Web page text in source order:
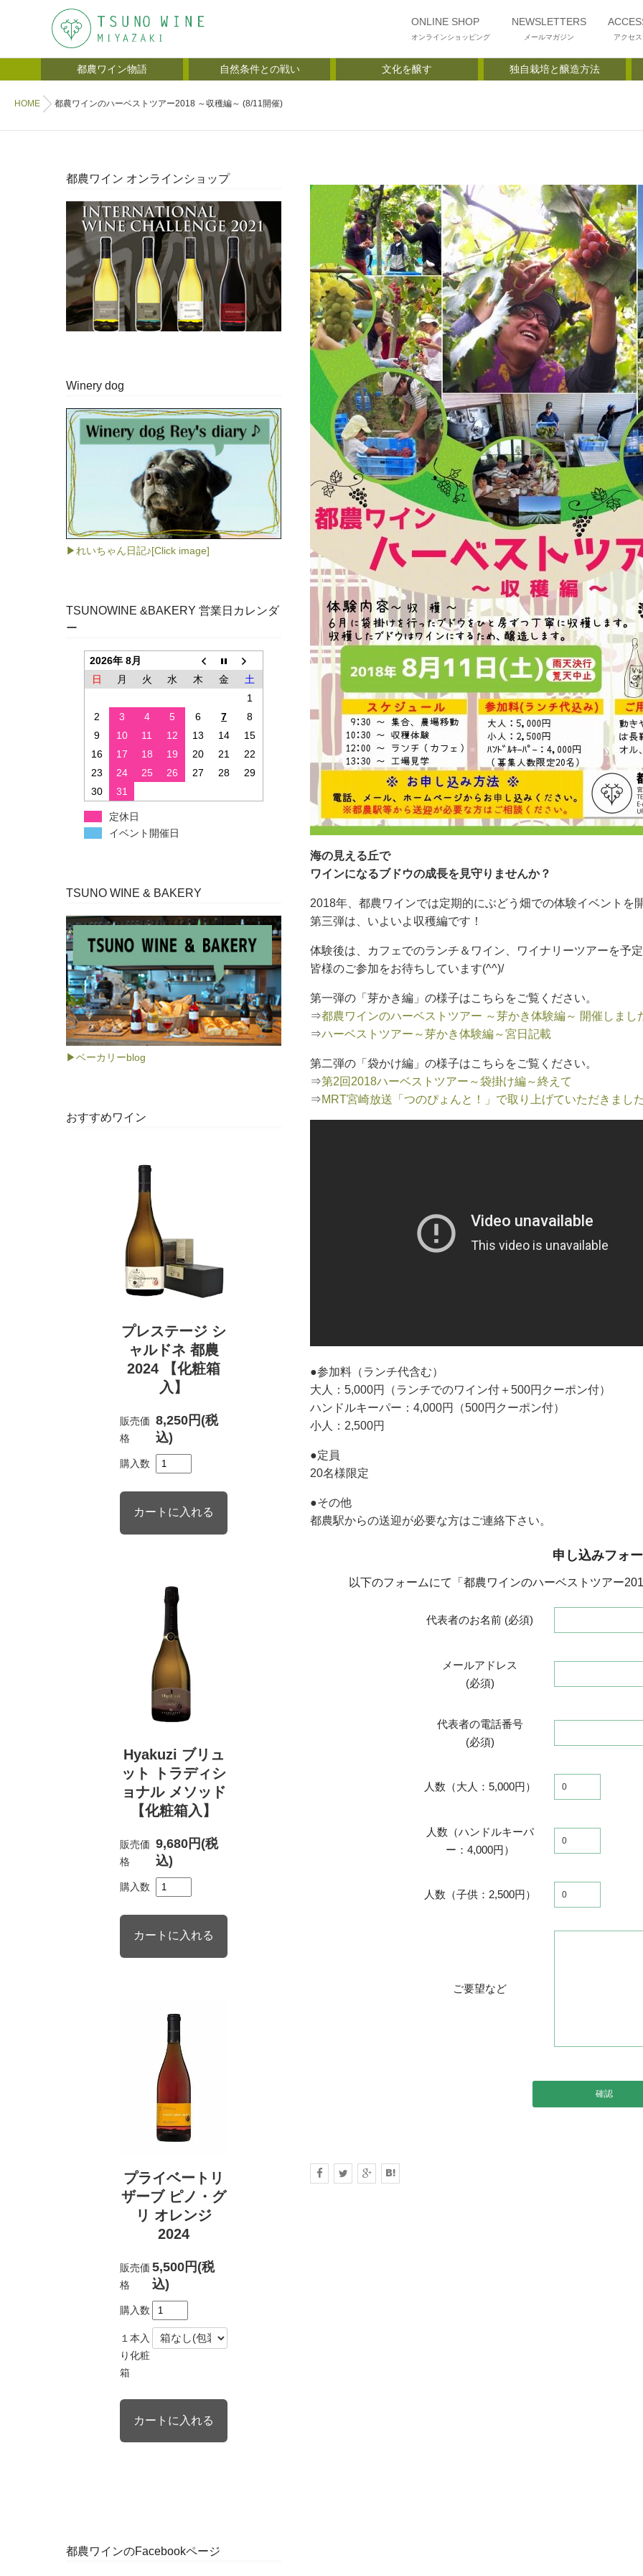
ONLINE SHOP
オンラインショッピング
NEWSLETTERS
メールマガジン アクセ
都農ワイン物語 自然条件との戦い 文化を醸す 独自栽培と醸造方法
HOME 都農ワインのハーベストツアー2018 ～収穫編～ (8/11開催)
海の見える丘で
ワインになるブドウの成長を見守りませんか？
2018年、都農ワインでは定期的にぶどう畑での体験イベントを
第三弾は、いよいよ収穫編です！
体験後は、カフェでのランチ＆ワイン、ワイナリーツアーを予
皆様のご参加をお待ちしています(^^)/
第一弾の「芽かき編」の様子はこちらをご覧ください。
⇒都農ワインのハーベストツアー ～芽かき体験編～ 開催しまし
⇒ハーベストツアー～芽かき体験編～宮日記載
第二弾の「袋かけ編」の様子はこちらをご覧ください。
⇒第2回2018ハーベストツアー～袋掛け編～終えて
⇒MRT宮崎放送「つのぴょんと！」で取り上げていただきまし
●参加料（ランチ代含む）
大人：5,000円（ランチでのワイン付＋500円クーポン付）
ハンドルキーパー：4,000円（500円クーポン付）
小人：2,500円
●定員
20名様限定
●その他
都農駅からの送迎が必要な方はご連絡下さい。
申し込みフォ
以下のフォームにて「都農ワインのハーベストツアー
代表者のお名前 (必須)
メールアドレス
(必須)
代表者の電話番号
(必須)
人数（大人：5,000円）
人数（ハンドルキーパ
ー：4,000円）
人数（子供：2,500円）
ご要望など
都農ワイン オンラインショップ
Winery dog
▶れいちゃん日記♪[Click image]
TSUNOWINE &BAKERY 営業日カレンダ
ー
2026年 8月
日
月 火 水 木 金
土
1
2
3 4 5 6 7
8
9
10 11 12 13 14
15
16
17 18 19 20 21
22
23
24 25 26 27 28
29
30
31
定休日
イベント開催日
TSUNO WINE & BAKERY
▶ベーカリーblog
おすすめワイン
プレステージ シ
ャルドネ 都農
2024 【化粧箱
入】
販売価
格
8,250円(税
込)
購入数
Hyakuzi ブリュ
ット トラディシ
ョナル メソッド
【化粧箱入】
販売価
格
9,680円(税
込)
購入数
プライベートリ
ザーブ ピノ・グ
リ オレンジ
2024
販売価
格
5,500円(税
込)
購入数
１本入
り化粧
箱
都農ワインのFacebookページ